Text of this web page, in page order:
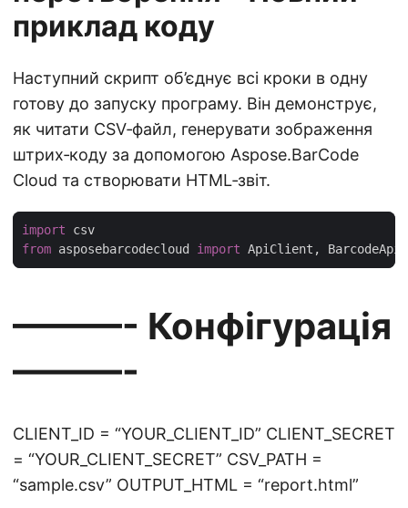
приклад коду
Наступний скрипт об’єднує всі кроки в одну
готову до запуску програму. Він демонструє,
як читати CSV‑файл, генерувати зображення
штрих‑коду за допомогою Aspose.BarCode
Cloud та створювати HTML‑звіт.
import
from asposebarcodecloud import
———- Конфігурація
———-
CLIENT_ID = “YOUR_CLIENT_ID” CLIENT_SECRET
= “YOUR_CLIENT_SECRET” CSV_PATH =
“sample.csv” OUTPUT_HTML = “report.html”